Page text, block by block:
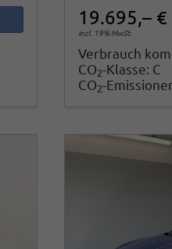
19.695,– €
incl. 19% MwSt.
Verbrauch
CO2-Klasse: C
CO2-